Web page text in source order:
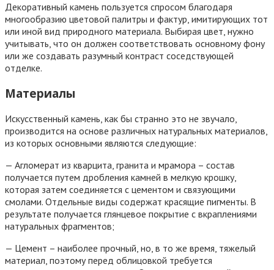
Декоративный камень пользуется спросом благодаря
многообразию цветовой палитры и фактур, имитирующих тот
или иной вид природного материала. Выбирая цвет, нужно
учитывать, что он должен соответствовать основному фону
или же создавать разумный контраст соседствующей
отделке.
Материалы
Искусственный камень, как бы странно это не звучало,
производится на основе различных натуральных материалов,
из которых основными являются следующие:
— Агломерат из кварцита, гранита и мрамора – состав
получается путем дробления камней в мелкую крошку,
которая затем соединяется с цементом и связующими
смолами. Отдельные виды содержат красящие пигменты. В
результате получается глянцевое покрытие с вкраплениями
натуральных фрагментов;
— Цемент – наиболее прочный, но, в то же время, тяжелый
материал, поэтому перед облицовкой требуется